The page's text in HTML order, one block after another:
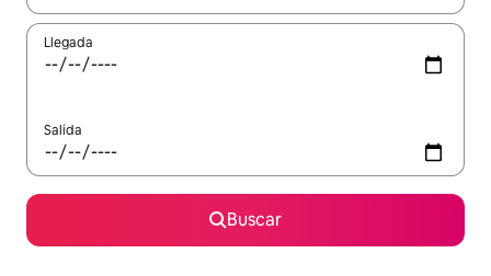
Llegada
Salida
Buscar